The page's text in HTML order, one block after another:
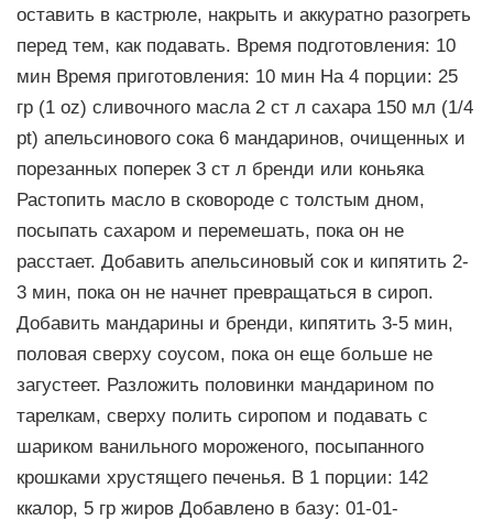
оставить в кастрюле, накрыть и аккуратно разогреть
перед тем, как подавать. Время подготовления: 10
мин Время приготовления: 10 мин На 4 порции: 25
гр (1 oz) сливочного масла 2 ст л сахара 150 мл (1/4
pt) апельсинового сока 6 мандаринов, очищенных и
порезанных поперек 3 ст л бренди или коньяка
Растопить масло в сковороде с толстым дном,
посыпать сахаром и перемешать, пока он не
расстает. Добавить апельсиновый сок и кипятить 2-
3 мин, пока он не начнет превращаться в сироп.
Добавить мандарины и бренди, кипятить 3-5 мин,
половая сверху соусом, пока он еще больше не
загустеет. Разложить половинки мандарином по
тарелкам, сверху полить сиропом и подавать с
шариком ванильного мороженого, посыпанного
крошками хрустящего печенья. В 1 порции: 142
ккалор, 5 гр жиров Добавлено в базу: 01-01-